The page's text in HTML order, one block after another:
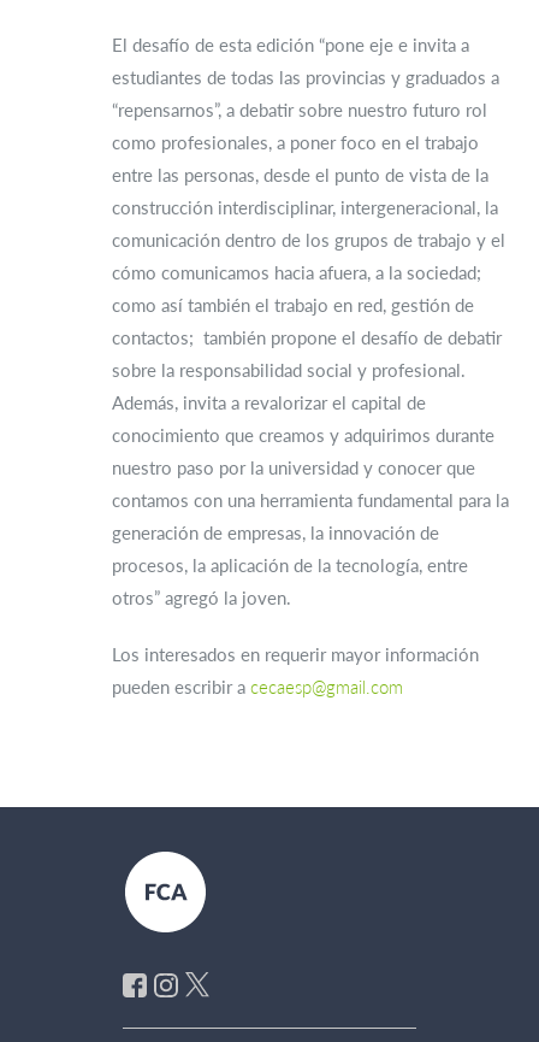
El desafío de esta edición “pone eje e invita a
estudiantes de todas las provincias y graduados a
“repensarnos”, a debatir sobre nuestro futuro rol
como profesionales, a poner foco en el trabajo
entre las personas, desde el punto de vista de la
construcción interdisciplinar, intergeneracional, la
comunicación dentro de los grupos de trabajo y el
cómo comunicamos hacia afuera, a la sociedad;
como así también el trabajo en red, gestión de
contactos; también propone el desafío de debatir
sobre la responsabilidad social y profesional.
Además, invita a revalorizar el capital de
conocimiento que creamos y adquirimos durante
nuestro paso por la universidad y conocer que
contamos con una herramienta fundamental para la
generación de empresas, la innovación de
procesos, la aplicación de la tecnología, entre
otros” agregó la joven.
Los interesados en requerir mayor información
pueden escribir a cecaesp@gmail.com